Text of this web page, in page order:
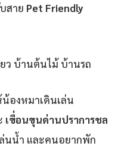
สาย Pet Friendly
ว บ้านต้นไม้ บ้านรถ
องหมาเดินเล่น
เขื่อนขุนด่านปราการชล
นน้ำ และคนอยากพัก